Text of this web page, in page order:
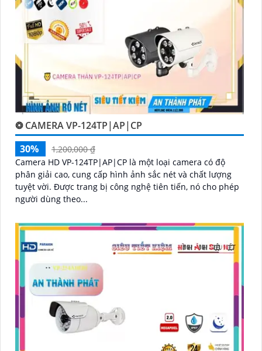
❂ CAMERA VP-124TP|AP|CP
30%
1,200,000 ₫
Camera HD VP-124TP|AP|CP là một loại camera có độ
phân giải cao, cung cấp hình ảnh sắc nét và chất lượng
tuyệt vời. Được trang bị công nghệ tiên tiến, nó cho phép
người dùng theo...